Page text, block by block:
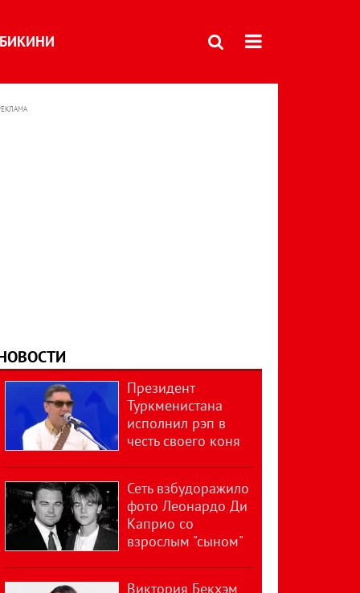
БИКИНИ
Президент
Туркменистана
исполнил рэп в
честь своего коня
Сеть взбудоражило
фото Леонардо Ди
Каприо со
взрослым "сыном"
Виктория Бекхэм